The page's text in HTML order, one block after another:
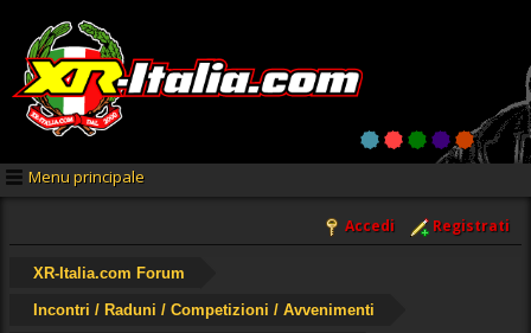
Menu principale
Accedi Registrati
XR-Italia.com Forum
Incontri / Raduni / Competizioni / Avvenimenti